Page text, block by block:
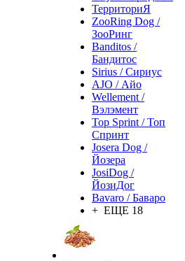
ТерриториЯ
ZooRing Dog /
ЗооРинг
Banditos /
Бандитос
Sirius / Сириус
AJO / Айо
Wellement /
Вэлэмент
Top Sprint / Топ
Спринт
Josera Dog /
Йозера
JosiDog /
ЙозиДог
Bavaro / Баваро
+ ЕЩЕ 18